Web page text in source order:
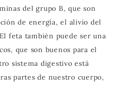
del grupo B, que son
de energía, el alivio del
feta también puede ser una
que son buenos para el
sistema digestivo está
partes de nuestro cuerpo,